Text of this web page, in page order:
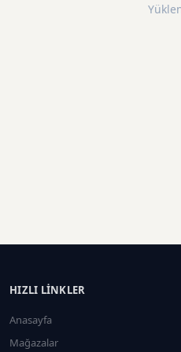
HIZLI LINKLER
Anasayfa
Mağazalar